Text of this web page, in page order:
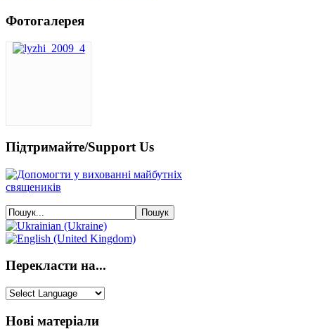
Фотогалерея
Підтримайте/Support Us
Перекласти на...
Нові матеріали